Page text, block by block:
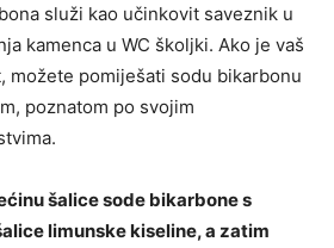
služi kao učinkovit saveznik u
kamenca u WC školjki. Ako je vaš
možete pomiješati sodu bikarbonu
poznatom po svojim
šalice sode bikarbone s
limunske kiseline, a zatim